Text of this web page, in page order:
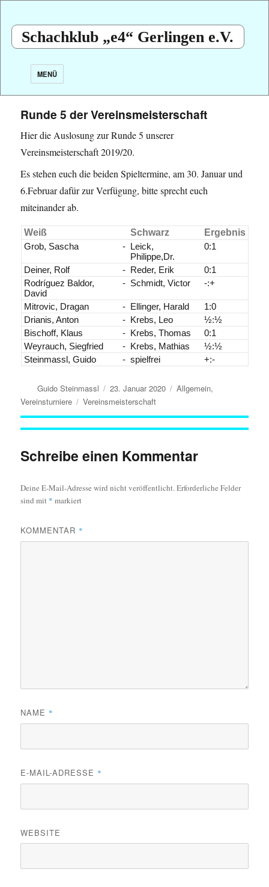
Schachklub „e4“ Gerlingen e.V.
MENÜ
Runde 5 der Vereinsmeisterschaft
Hier die Auslosung zur Runde 5 unserer
Vereinsmeisterschaft 2019/20.
Es stehen euch die beiden Spieltermine, am 30. Januar und
6.Februar dafür zur Verfügung, bitte sprecht euch
miteinander ab.
Weiß Schwarz
Ergebnis
Grob, Sascha
- Leick,
Philippe,Dr.
0:1
Deiner, Rolf - Reder, Erik
0:1
Rodríguez Baldor,
David
- Schmidt, Victor -:+
Mitrovic, Dragan - Ellinger, Harald
1:0
Drianis, Anton
- Krebs, Leo
½:½
Bischoff, Klaus
- Krebs, Thomas
0:1
Weyrauch, Siegfried
- Krebs, Mathias
½:½
Steinmassl, Guido
- spielfrei +:-
Autor
Guido Steinmassl
Veröffentlicht
am
23. Januar 2020 Kategorien
Allgemein,
Vereinsturniere
Schlagwörter
Vereinsmeisterschaft
Schreibe einen Kommentar
Deine E-Mail-Adresse wird nicht veröffentlicht.Erforderliche Felder
sind mit * markiert
KOMMENTAR *
NAME *
E-MAIL-ADRESSE *
WEBSITE